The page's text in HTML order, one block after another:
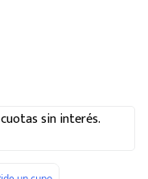
cuotas sin interés.